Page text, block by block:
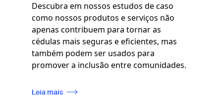
Descubra em nossos estudos de caso
como nossos produtos e serviços não
apenas contribuem para tornar as
cédulas mais seguras e eficientes, mas
também podem ser usados para
promover a inclusão entre comunidades.
Leia mais